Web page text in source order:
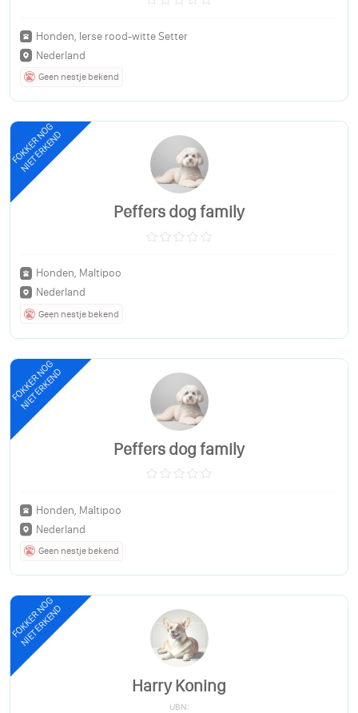
Honden, Ierse rood-witte Setter
Nederland
Geen nestje bekend
FOKKER NOG
NIET ERKEND
Peffers dog family
Honden, Maltipoo
Nederland
Geen nestje bekend
FOKKER NOG
NIET ERKEND
Peffers dog family
Honden, Maltipoo
Nederland
Geen nestje bekend
FOKKER NOG
NIET ERKEND
Harry Koning
UBN: